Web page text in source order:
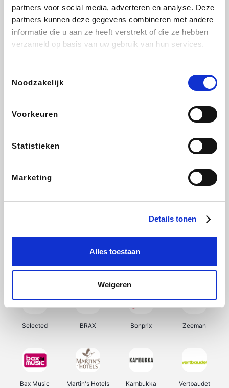
partners voor social media, adverteren en analyse. Deze
partners kunnen deze gegevens combineren met andere
informatie die u aan ze heeft verstrekt of die ze hebben
verzameld op basis van uw gebruik van hun services.
Noodzakelijk
Voorkeuren
Statistieken
Marketing
Details tonen
Alles toestaan
Weigeren
Sarenza Weekendesk Schiesser Interhome
Lufthansa
CheapTickets.be DeubaXXL
Samsung My Jewellery Delonghi Tennis Point
Selected BRAX Bonprix Zeeman
Bax Music Martin's Hotels Kambukka Vertbaudet